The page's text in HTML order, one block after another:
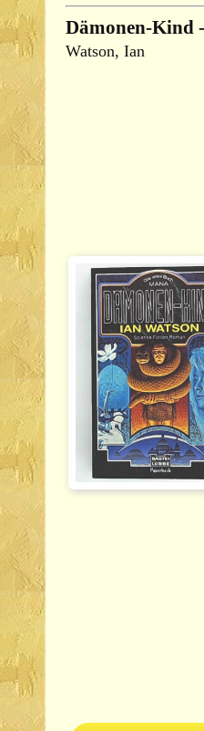
Dämonen-Kind
Watson, Ian